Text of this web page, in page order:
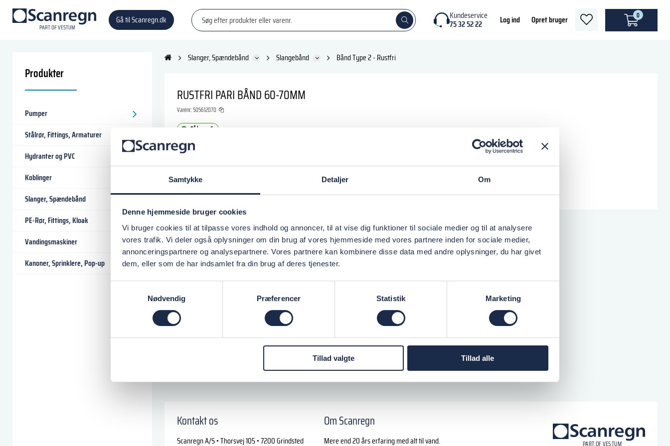
Samtykke Detaljer Om
Denne hjemmeside bruger cookies
Vi bruger cookies til at tilpasse vores indhold og annoncer, til at vise dig funktioner til sociale medier og til at analysere
vores trafik. Vi deler også oplysninger om din brug af vores hjemmeside med vores partnere inden for sociale medier,
annonceringspartnere og analysepartnere. Vores partnere kan kombinere disse data med andre oplysninger, du har givet
dem, eller som de har indsamlet fra din brug af deres tjenester.
Nødvendig
Præferencer Statistik Marketing
Tillad valgte Tillad alle
PARTOF VESTUM
Gå til Scanregn.dk Kundeservice
75 32 52 22 Log ind Opret bruger
heart
0
Produkter
Pumper
Stålrør, Fittings, Armaturer
Hydranter og PVC
Koblinger
Slanger, Spændebånd
PE-Rør, Fittings, Kloak
Vandingsmaskiner
Kanoner, Sprinklere, Pop-up
Slanger, Spændebånd Slangebånd Bånd Type 2 - Rustfri
RUSTFRI PARI BÅND 60-70MM
Varenr.:505612070
På lager: 6
195,00 DKK
Kontakt os
Scanregn A/S • Thorsvej 105 • 7200 Grindsted
Om Scanregn
Mere end 20 års erfaring med alt til vand.
PARTOF VESTUM
logo